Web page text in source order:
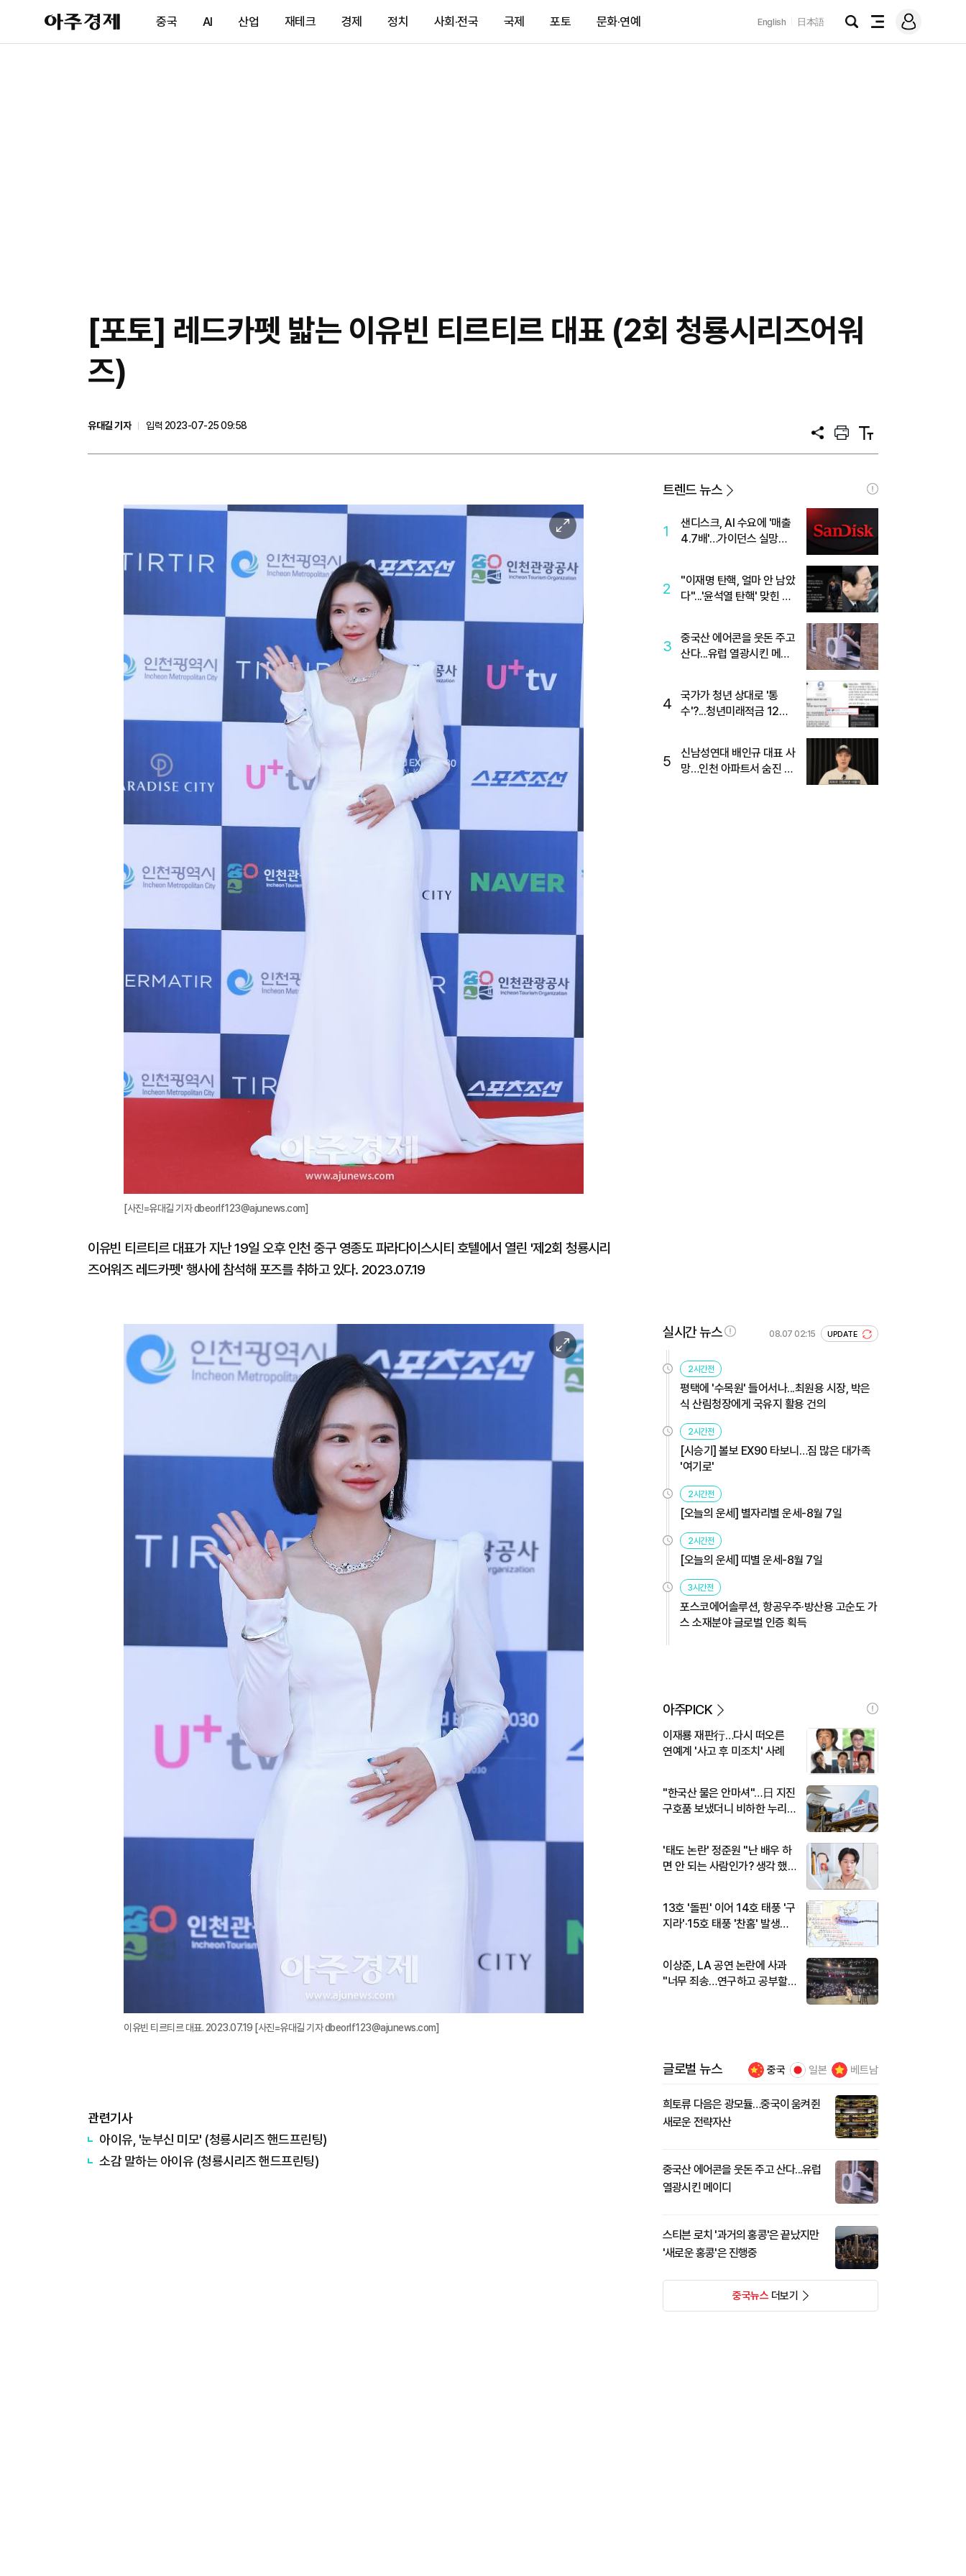
아
주
제
중국 AI 산업 재테크 경제 정치 사회·전국 국제 포토 문화·연예 English 日本語
검
전
메
그
[포토] 레드카펫 밟는 이유빈 티르티르 대표 (2회 청룡시리즈어워
즈)
유대길 기자
입력 2023-07-25 09:58
공
프
트
텍
트
이
미
지
확
[사진=유대길 기자 dbeorlf123@ajunews.com]
이유빈 티르티르 대표가 지난 19일 오후 인천 중구 영종도 파라다이스시티 호텔에서 열린 '제2회 청룡시리
즈어워즈 레드카펫' 행사에 참석해 포즈를 취하고 있다. 2023.07.19
이
미
이유빈 티르티르 대표. 2023.07.19 [사진=유대길 기자 dbeorlf123@ajunews.com]
관련기사
아이유, '눈부신 미모' (청룡시리즈 핸드프린팅)
소감 말하는 아이유 (청룡시리즈 핸드프린팅)
트렌드 뉴스
1
샌디스크, AI 수요에 '매출
4.7배'…가이던스 실망에
2
"이재명 탄핵, 얼마 안 남았
다"...'윤석열 탄핵' 맞힌 무
3
중국산 에어콘을 웃돈 주고
산다...유럽 열광시킨 메이
4
국가가 청년 상대로 '통
수'?...청년미래적금 12%
5
신남성연대 배인규 대표 사
망…인천 아파트서 숨진 채
실시간 뉴스 08.07 02:15 UPDATE
2시간전
평택에 '수목원' 들어서나...최원용 시장, 박은
식 산림청장에게 국유지 활용 건의
2시간전
[시승기] 볼보 EX90 타보니…짐 많은 대가족
'여기로'
2시간전
[오늘의 운세] 별자리별 운세-8월 7일
2시간전
[오늘의 운세] 띠별 운세-8월 7일
3시간전
포스코에어솔루션, 항공우주·방산용 고순도 가
스 소재분야 글로벌 인증 획득
아주PICK
이재룡 재판行…다시 떠오른
연예계 '사고 후 미조치' 사례
"한국산 물은 안마셔"…日 지진
구호품 보냈더니 비하한 누리
'태도 논란' 정준원 "난 배우 하
면 안 되는 사람인가? 생각 했
13호 '돌핀' 이어 14호 태풍 '구
지라'·15호 태풍 '찬홈' 발생…
이상준, LA 공연 논란에 사과
"너무 죄송…연구하고 공부할
글로벌 뉴스 중국 일본 베트남
희토류 다음은 광모듈…중국이 움켜쥔
새로운 전략자산
중국산 에어콘을 웃돈 주고 산다...유럽
열광시킨 메이디
스티븐 로치 '과거의 홍콩'은 끝났지만
'새로운 홍콩'은 진행중
중국뉴스더보기